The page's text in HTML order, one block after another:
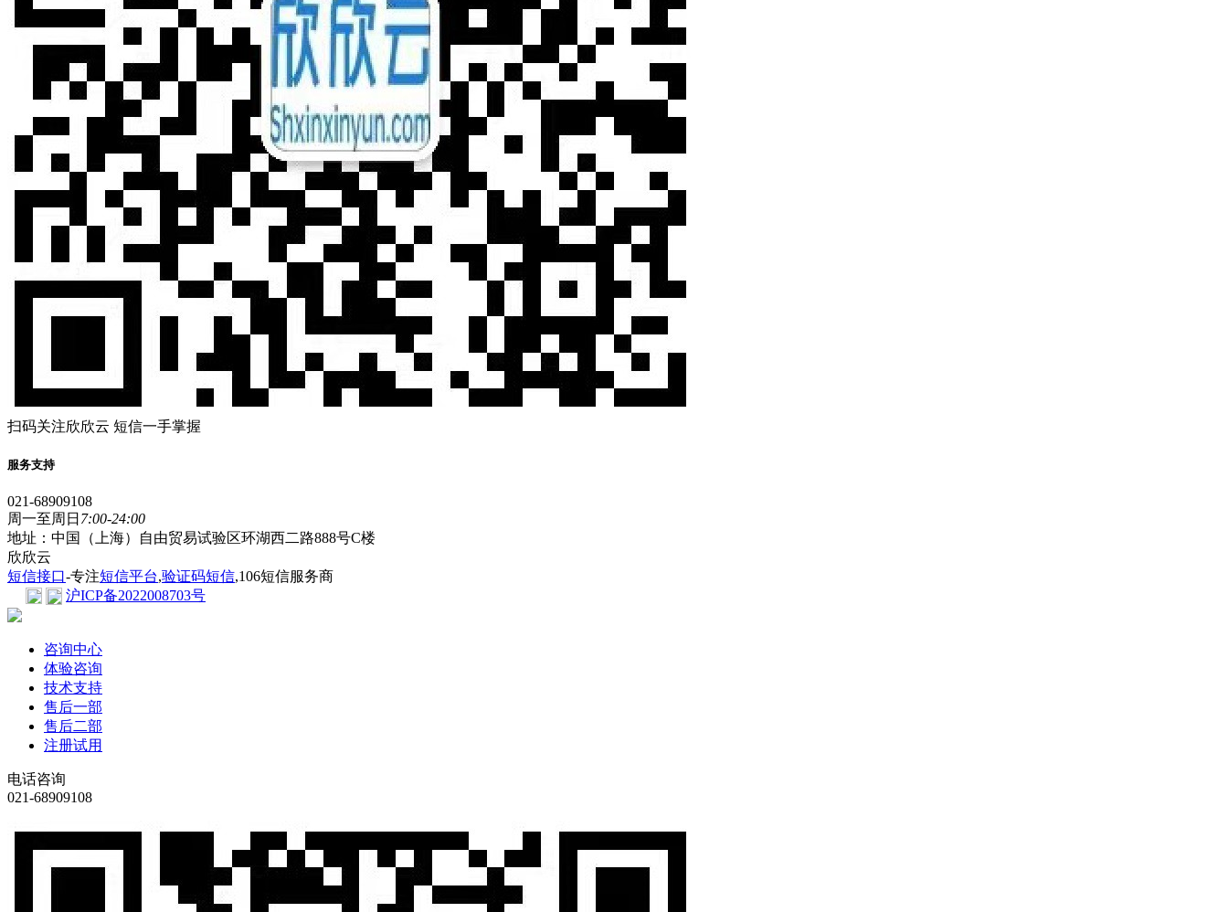
扫码关注欣欣云 短信一手掌握
服务支持
021-68909108
周一至周日 7:00-24:00
地址：中国（上海）自由贸易试验区环湖西二路888号C楼
欣欣云
短信接口-专注短信平台,验证码短信,106短信服务商
沪ICP备2022008703号
咨询中心
体验咨询
技术支持
售后一部
售后二部
注册试用
电话咨询
021-68909108